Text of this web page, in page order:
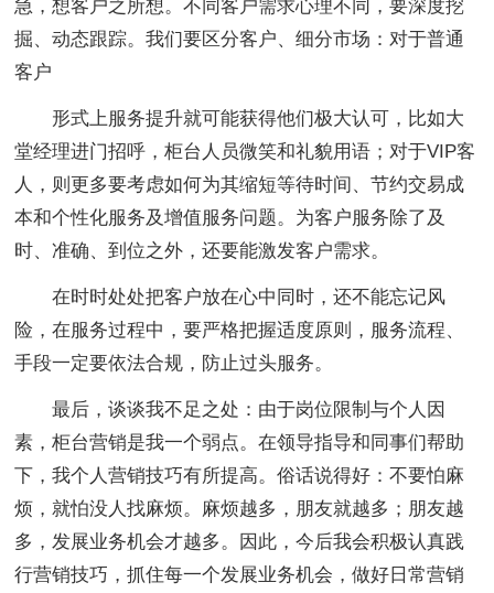
急，想客户之所想。不同客户需求心理不同，要深度挖
掘、动态跟踪。我们要区分客户、细分市场：对于普通
客户
形式上服务提升就可能获得他们极大认可，比如大
堂经理进门招呼，柜台人员微笑和礼貌用语；对于VIP客
人，则更多要考虑如何为其缩短等待时间、节约交易成
本和个性化服务及增值服务问题。为客户服务除了及
时、准确、到位之外，还要能激发客户需求。
在时时处处把客户放在心中同时，还不能忘记风
险，在服务过程中，要严格把握适度原则，服务流程、
手段一定要依法合规，防止过头服务。
最后，谈谈我不足之处：由于岗位限制与个人因
素，柜台营销是我一个弱点。在领导指导和同事们帮助
下，我个人营销技巧有所提高。俗话说得好：不要怕麻
烦，就怕没人找麻烦。麻烦越多，朋友就越多；朋友越
多，发展业务机会才越多。因此，今后我会积极认真践
行营销技巧，抓住每一个发展业务机会，做好日常营销